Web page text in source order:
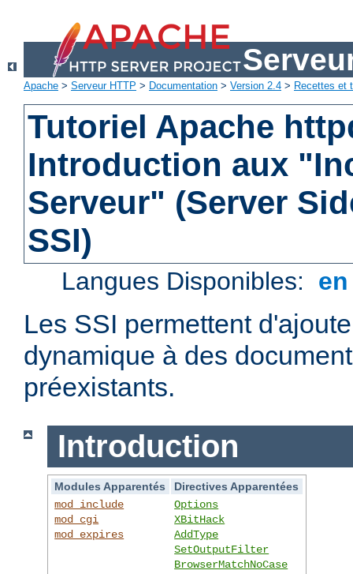
Apache > Serveur HTTP > Documentation > Version 2.4 > Recettes et
Tutoriel Apache
Introduction aux
Serveur" (Server
SSI)
Langues Disponibles:
Les SSI permettent
dynamique à des
préexistants.
Introduction
Modules Apparentés
Directives Apparentées
mod_include
mod_cgi
mod_expires
Options
XBitHack
AddType
SetOutputFilter
BrowserMatchNoCase